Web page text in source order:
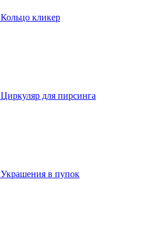
Кольцо кликер
Циркуляр для пирсинга
Украшения в пупок